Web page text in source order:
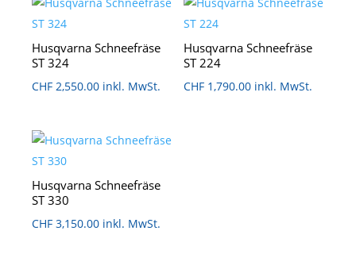
Husqvarna Schneefräse
ST 324
CHF 2,550.00 inkl. MwSt.
Husqvarna Schneefräse
ST 224
CHF 1,790.00 inkl. MwSt.
Husqvarna Schneefräse
ST 330
CHF 3,150.00 inkl. MwSt.